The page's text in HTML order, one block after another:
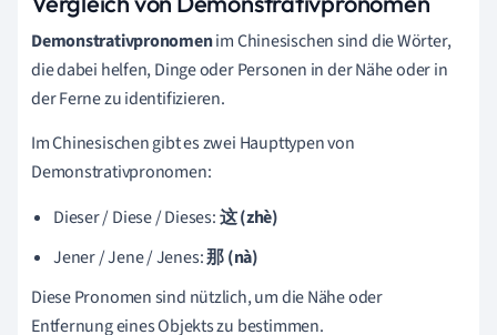
Demonstrativpronomenim Chinesischen sind die Wörter,
die dabei helfen, Dinge oder Personen in der Nähe oder in
der Ferne zu identifizieren.
Im Chinesischen gibt es zwei Haupttypen von
Demonstrativpronomen:
Dieser / Diese / Dieses:这 (zhè)
Jener / Jene / Jenes:那 (nà)
Diese Pronomen sind nützlich, um die Nähe oder
Entfernung eines Objekts zu bestimmen.